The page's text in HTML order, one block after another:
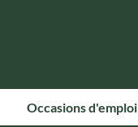
Occasions d'emploi